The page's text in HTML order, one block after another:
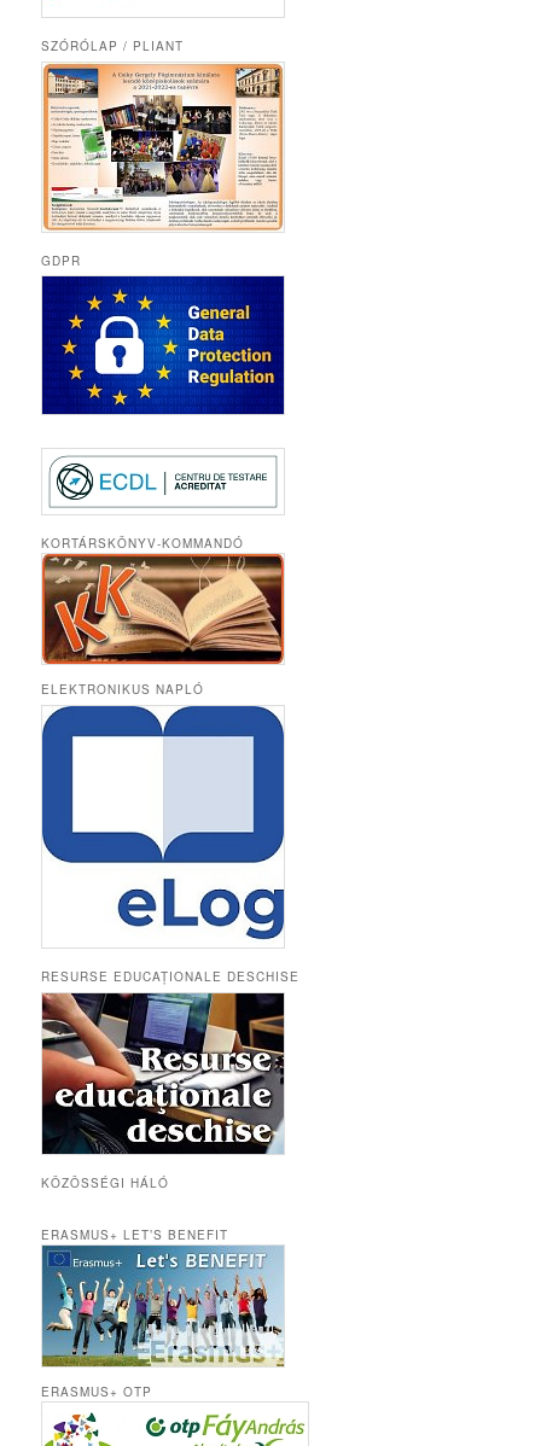
SZÓRÓLAP / PLIANT
GDPR
KORTÁRSKÖNYV-KOMMANDÓ
ELEKTRONIKUS NAPLÓ
RESURSE EDUCAȚIONALE DESCHISE
KÖZÖSSÉGI HÁLÓ
ERASMUS+ LET’S BENEFIT
ERASMUS+ OTP